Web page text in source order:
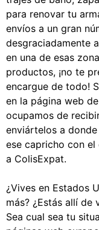
para renovar tu
envíos a un gran
desgraciadamente
en una de esas
productos, ¡no te
encargue de todo!
en la página web
ocupamos de
enviártelos a
ese capricho con
a ColisExpat.
¿Vives en Estados
más? ¿Estás allí de
Sea cual sea tu